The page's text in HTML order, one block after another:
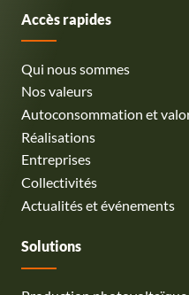
Accès rapides
Qui nous sommes
Nos valeurs
Autoconsommation et
Réalisations
Entreprises
Collectivités
Actualités et événements
Solutions